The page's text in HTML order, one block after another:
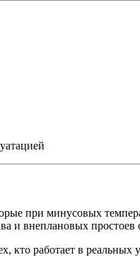
при минусовых
и внеплановых простоев
работает в реальных